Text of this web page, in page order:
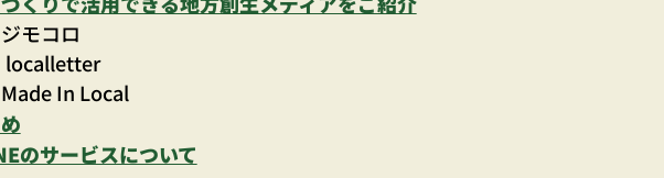
ジモコロ
localletter
Made In Local
のサービスについて